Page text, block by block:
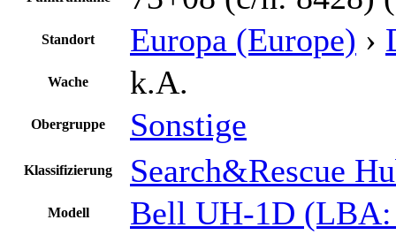
Standort Europa (Europe) ›
Wache k.A.
Obergruppe Sonstige
Klassifizierung Search&Rescue
Modell Bell UH-1D (LBA: